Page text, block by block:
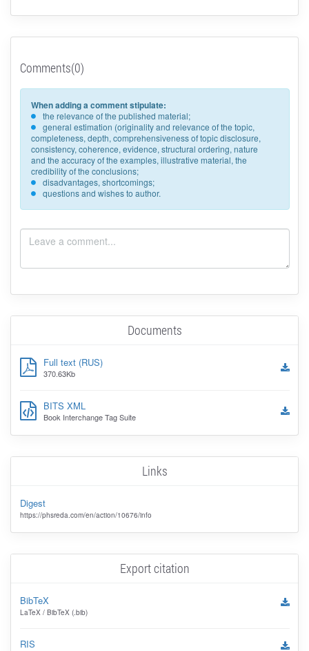
Comments(0)
When adding a comment stipulate:
the relevance of the published material;
general estimation (originality and relevance of the topic,
completeness, depth, comprehensiveness of topic disclosure,
consistency, coherence, evidence, structural ordering, nature
and the accuracy of the examples, illustrative material, the
credibility of the conclusions;
disadvantages, shortcomings;
questions and wishes to author.
Documents
Full text (RUS)
370.63Kb
BITS XML
Book Interchange Tag Suite
Links
Digest
https://phsreda.com/en/action/10676/info
Export citation
BibTeX
LaTeX / BibTeX (.bib)
RIS